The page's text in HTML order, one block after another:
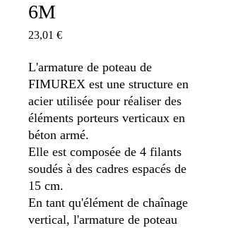
6M
23,01 €Prix
L'armature de poteau de
FIMUREX est une structure en
acier utilisée pour réaliser des
éléments porteurs verticaux en
béton armé.
Elle est composée de 4 filants
soudés à des cadres espacés de
15 cm.
En tant qu'élément de chaînage
vertical, l'armature de poteau